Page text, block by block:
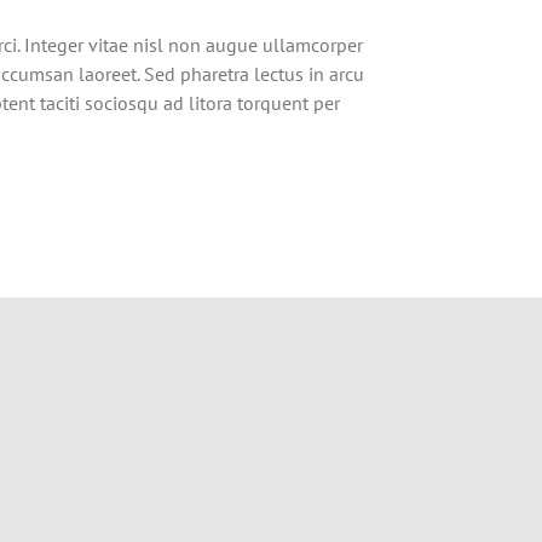
Integer vitae nisl non augue ullamcorper
laoreet. Sed pharetra lectus in arcu
taciti sociosqu ad litora torquent per